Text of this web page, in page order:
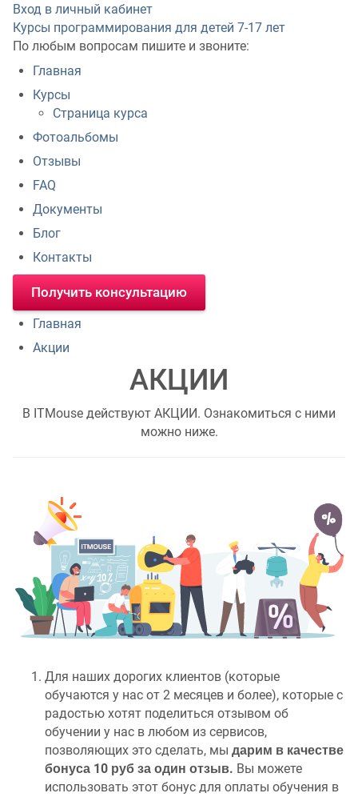
Вход в личный кабинет
Курсы программирования для детей 7-17 лет
По любым вопросам пишите и звоните:
Главная
Курсы
Страница курса
Фотоальбомы
Отзывы
FAQ
Документы
Блог
Контакты
Получить консультацию
Главная
Акции
АКЦИИ
В ITMouse действуют АКЦИИ. Ознакомиться с ними
можно ниже.
Для наших дорогих клиентов (которые
обучаются у нас от 2 месяцев и более), которые с
радостью хотят поделиться отзывом об
обучении у нас в любом из сервисов,
позволяющих это сделать, мы дарим в качестве
бонуса 10 руб за один отзыв. Вы можете
использовать этот бонус для оплаты обучения в